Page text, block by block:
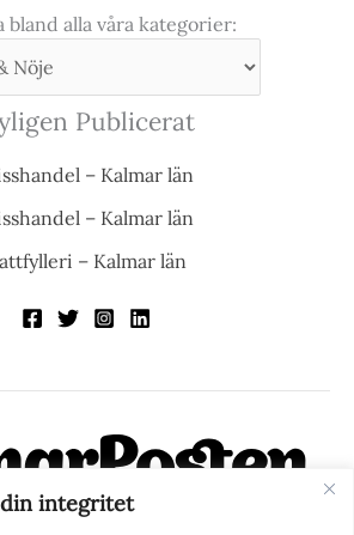
integritet
bland alla våra kategorier:
Publicerat
– Kalmar län
– Kalmar län
– Kalmar län
modern lokalnyhetstidning på nätet. Med